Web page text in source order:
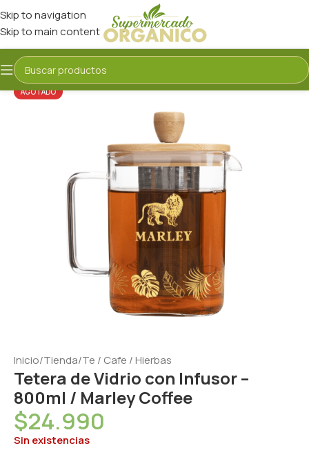
Skip to navigation
Skip to main content
AGOTADO
Inicio/Tienda/Te / Cafe / Hierbas
Tetera de Vidrio con Infusor –
800ml / Marley Coffee
$24.990
Sin existencias